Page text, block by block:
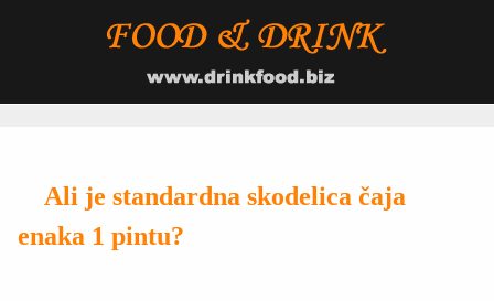
Ali je standardna skodelica čaja
enaka 1 pintu?